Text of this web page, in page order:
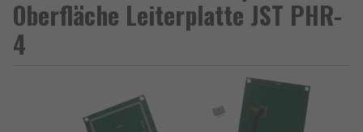
Oberfläche Leiterplatte JST PHR-
4